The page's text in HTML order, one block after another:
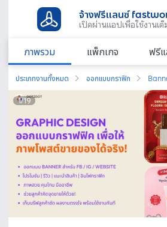
จ้างฟรีแลนซ์
เปิดผ่านแอปเพื่อใช้งานเ
ภาพรวม แพ็กเกจ ฟรี
ประเภทงานทั้งหมด ออกแบบกราฟิก
1/19